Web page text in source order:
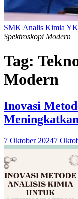
SMK Analis Kimia
Spektroskopi Modern
Tag:
Modern
Inovasi
7 Oktober 20247